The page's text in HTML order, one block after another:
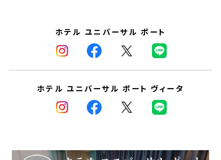
ホテル ユニバーサル ポート
ホテル ユニバーサル ポート ヴィータ